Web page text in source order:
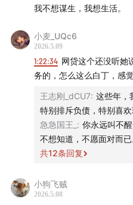
事会🍻
E216 2025 年，我花得最
E219 2025 年的最后一页
E224 年终金钱树洞：比数
酒馆故事会🍻
E228 对话葱花：别让命运
我不想谋生，我想生活。
小麦_UQc6
2026.5.09
1:22:34 网贷这个还没听她
务的，怎么这么白丁，感
王志刚_dCU7: 这些年，
特别排斥负债，特别喜欢
急急国王_ : 你永远叫不
不想知道，不愿面对而已
共12条回复
小狗飞贼
2026.5.08